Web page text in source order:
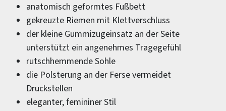
anatomisch geformtes Fußbett
gekreuzte Riemen mit Klettverschluss
der kleine Gummizugeinsatz an der Seite
unterstützt ein angenehmes Tragegefühl
rutschhemmende Sohle
die Polsterung an der Ferse vermeidet
Druckstellen
eleganter, femininer Stil